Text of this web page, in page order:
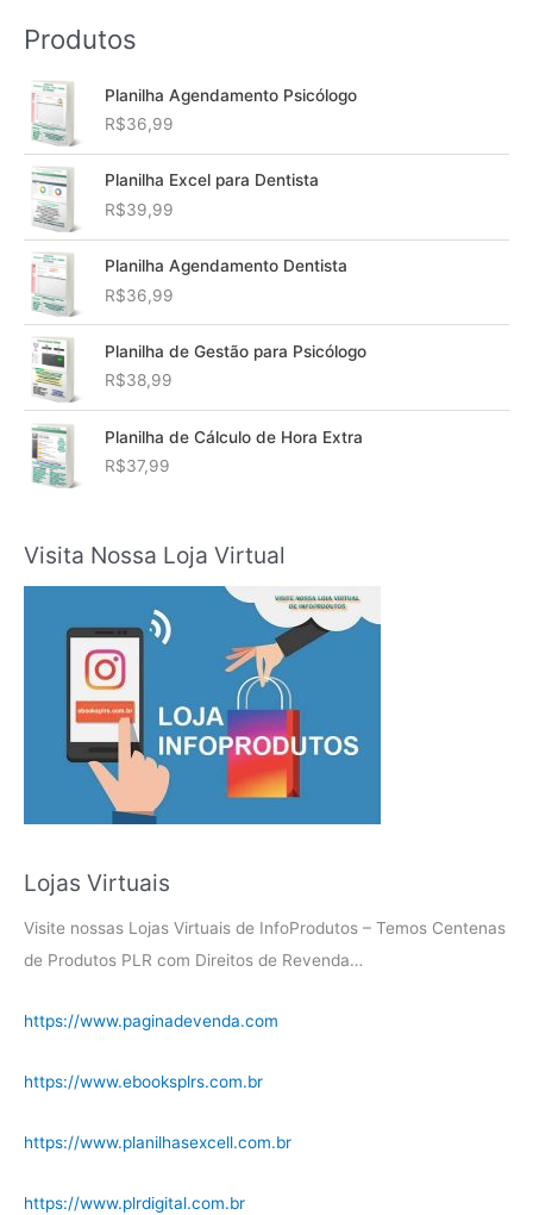
Produtos
Planilha Agendamento Psicólogo
R$36,99
Planilha Excel para Dentista
R$39,99
Planilha Agendamento Dentista
R$36,99
Planilha de Gestão para Psicólogo
R$38,99
Planilha de Cálculo de Hora Extra
R$37,99
Visita Nossa Loja Virtual
Lojas Virtuais
Visite nossas Lojas Virtuais de InfoProdutos – Temos Centenas
de Produtos PLR com Direitos de Revenda…
https://www.paginadevenda.com
https://www.ebooksplrs.com.br
https://www.planilhasexcell.com.br
https://www.plrdigital.com.br